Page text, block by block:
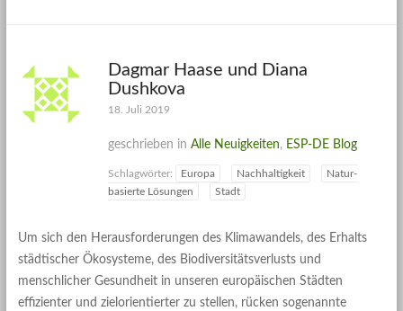
Dagmar Haase und Diana
Dushkova
18. Juli 2019
geschrieben in Alle Neuigkeiten, ESP-DE Blog
Schlagwörter: Europa Nachhaltigkeit
Natur-
basierte Lösungen
Stadt
Um sich den Herausforderungen des Klimawandels, des Erhalts
städtischer Ökosysteme, des Biodiversitätsverlusts und
menschlicher Gesundheit in unseren europäischen Städten
effizienter und zielorientierter zu stellen, rücken sogenannte